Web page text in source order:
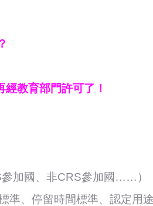
教育部門許可了！
加國、非CRS參加國……）
、停留時間標準、認定用途